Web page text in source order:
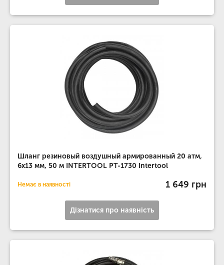
Шланг резиновый воздушный армированный 20 атм,
6x13 мм, 50 м INTERTOOL PT-1730 Intertool
Немає в наявності 1 649 грн
Дізнатися про наявність